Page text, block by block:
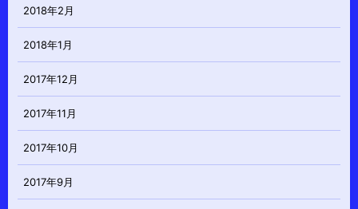
2018年2月
2018年1月
2017年12月
2017年11月
2017年10月
2017年9月